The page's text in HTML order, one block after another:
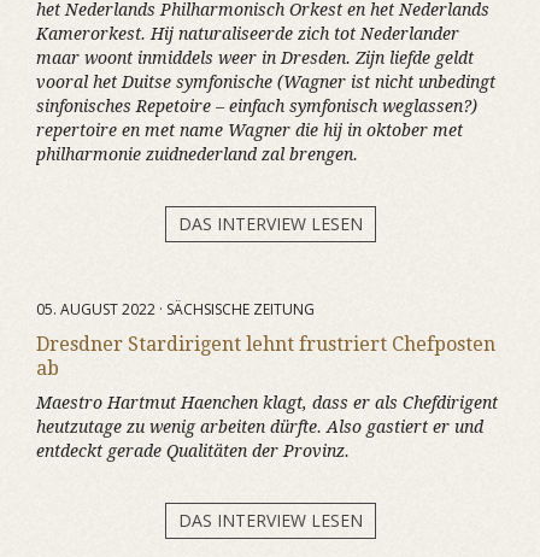
het Nederlands Philharmonisch Orkest en het Nederlands
Kamerorkest. Hij naturaliseerde zich tot Nederlander
maar woont inmiddels weer in Dresden. Zijn liefde geldt
vooral het Duitse symfonische (Wagner ist nicht unbedingt
sinfonisches Repetoire – einfach symfonisch weglassen?)
repertoire en met name Wagner die hij in oktober met
philharmonie zuidnederland zal brengen.
DAS INTERVIEW LESEN
05. AUGUST 2022 · SÄCHSISCHE ZEITUNG
Dresdner Stardirigent lehnt frustriert Chefposten
ab
Maestro Hartmut Haenchen klagt, dass er als Chefdirigent
heutzutage zu wenig arbeiten dürfte. Also gastiert er und
entdeckt gerade Qualitäten der Provinz.
DAS INTERVIEW LESEN